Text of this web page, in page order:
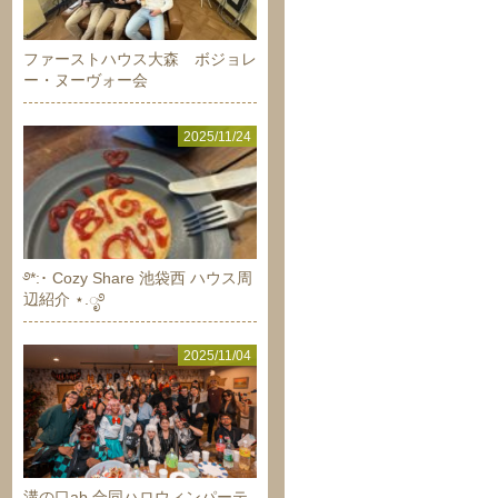
ファーストハウス大森 ボジョレ
ー・ヌーヴォー会
2025/11/24
࿔*:･ Cozy Share 池袋西 ハウス周
辺紹介 ⋆.ೃ࿔
2025/11/04